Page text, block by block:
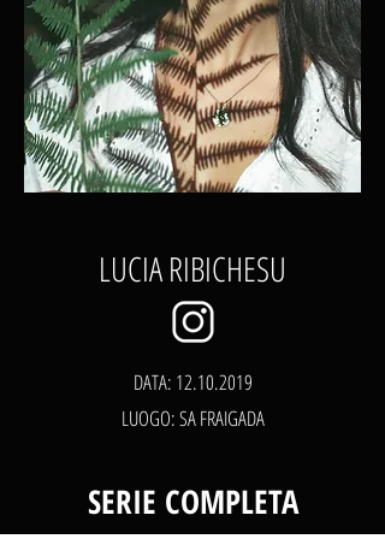
LUCIA RIBICHESU
DATA: 12.10.2019
LUOGO: SA FRAIGADA
SERIE COMPLETA